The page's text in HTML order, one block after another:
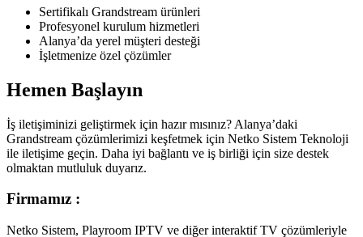
Sertifikalı Grandstream ürünleri
Profesyonel kurulum hizmetleri
Alanya’da yerel müşteri desteği
İşletmenize özel çözümler
Hemen Başlayın
İş iletişiminizi geliştirmek için hazır mısınız? Alanya’daki
Grandstream çözümlerimizi keşfetmek için Netko Sistem Teknoloji
ile iletişime geçin. Daha iyi bağlantı ve iş birliği için size destek
olmaktan mutluluk duyarız.
Firmamız :
Netko Sistem, Playroom IPTV ve diğer interaktif TV çözümleriyle